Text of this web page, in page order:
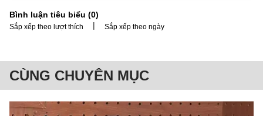
Bình luận tiêu biểu (0)
Sắp xếp theo lượt thích | Sắp xếp theo ngày
CÙNG CHUYÊN MỤC